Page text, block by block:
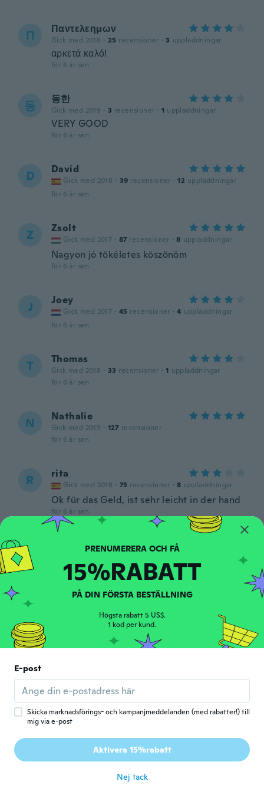
Π Παντελεημων
Gick med 2018 · 25 recensioner · 3 uppladdningar
αρκετά καλό!
för 6 år sen
동 동한
Gick med 2019 · 3 recensioner · 1 uppladdningar
VERY GOOD
för 6 år sen
D David
Gick med 2018 · 39 recensioner · 12 uppladdningar
för 6 år sen
Z Zsolt
Gick med 2017 · 87 recensioner · 8 uppladdningar
Nagyon jó tökéletes köszönöm
för 6 år sen
J Joey
Gick med 2017 · 45 recensioner · 4 uppladdningar
för 6 år sen
T Thomas
Gick med 2018 · 33 recensioner · 1 uppladdningar
för 6 år sen
N Nathalie
Gick med 2019 · 127 recensioner
för 6 år sen
R rita
Gick med 2018 · 75 recensioner · 8 uppladdningar
Ok für das Geld, ist sehr leicht in der hand
för 6 år sen
C Carciumaru
för 6 år sen
진 Gick med 2019 · 10 recensioner · 1 uppladdningar
배송은 늦지만 제품은 만족. 빠르게 오면 좋겠
för 6 år sen
C Christopher
Gick med 2017 · 502 recensioner
för 6 år sen
Gick med 2019 · 4 recensioner
PRENUMERERA OCH FÅ
15%RABATT
PÅ DIN FÖRSTA BESTÄLLNING
Högsta rabatt 5 US$.
1 kod per kund.
E-post
Skicka marknadsförings- och kampanjmeddelanden (med rabatter!) till
mig via e-post
Aktivera 15%rabatt
Nej tack